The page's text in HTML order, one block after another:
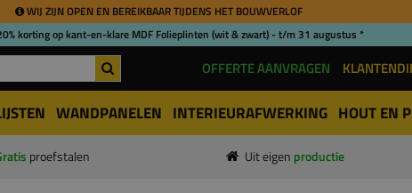
WIJ ZIJN OPEN EN BEREIKBAAR TIJDENS HET BOUWVERLOF
korting op kant-en-klare MDF Folieplinten (wit & zwart) - t/m 31 augustus *
OFFERTE AANVRAGEN
WANDPANELEN INTERIEURAFWERKING HOUT EN
proefstalen Uit eigen productie